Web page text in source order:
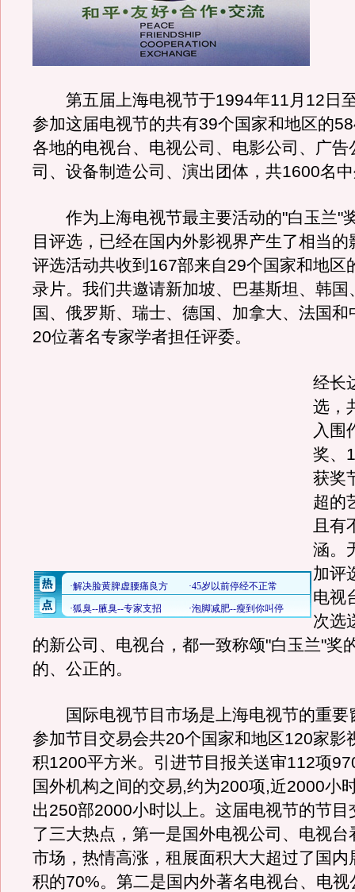
第五届上海电视节于1994年11月12日
参加这届电视节的共有39个国家和地区的
各地的电视台、电视公司、电影公司、广告
司、设备制造公司、演出团体，共1600名
作为上海电视节最主要活动的"白玉兰"
目评选，已经在国内外影视界产生了相当的
评选活动共收到167部来自29个国家和地区
录片。我们共邀请新加坡、巴基斯坦、韩国
国、俄罗斯、瑞士、德国、加拿大、法国和
20位著名专家学者担任评委。
经长
选，
入围
奖、
获奖
超的
且有
涵。
加评
电视
次选
的新公司、电视台，都一致称颂"白玉兰"奖
的、公正的。
国际电视节目市场是上海电视节的重要
参加节目交易会共20个国家和地区120家影
积1200平方米。引进节目报关送审112项
国外机构之间的交易,约为200项,近2000小
出250部2000小时以上。这届电视节的节目
了三大热点，第一是国外电视公司、电视台
市场，热情高涨，租展面积大大超过了国内
积的70%。第二是国内外著名电视台、电视